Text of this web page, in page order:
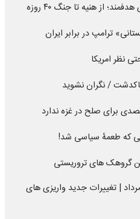
از هنیه تا جنگ ۴۰ روزه
ترامپ در برابر ایران
نظر امریکا
/ نگران نشوید
برای صلح در غزه ندارد
که طعمۀ سیاسی شد!
کالابرگ سه دهک امروز ۱۵ مرداد | تغییرات جدید واریزی های